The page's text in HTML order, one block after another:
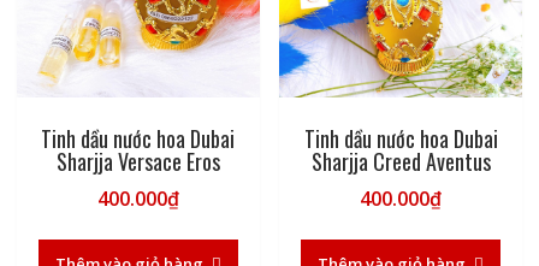
Tinh dầu nước hoa Dubai
Sharjja Versace Eros
400.000₫
Tinh dầu nước hoa Dubai
Sharjja Creed Aventus
400.000₫